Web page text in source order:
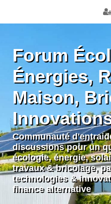
Forum
Énergies,
Maison,
Communauté
discussions pour un
écologie, énergie,
travaux & bricolage,
technologies &
finance alternative